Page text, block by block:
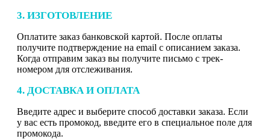
3. ИЗГОТОВЛЕНИЕ
Оплатите заказ банковской картой. После оплаты
получите подтверждение на email с описанием заказа.
Когда отправим заказ вы получите письмо с трек-
номером для отслеживания.
4. ДОСТАВКА И ОПЛАТА
Введите адрес и выберите способ доставки заказа. Если
у вас есть промокод, введите его в специальное поле для
промокода.